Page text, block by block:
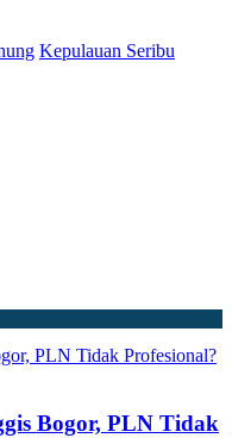
Kepulauan Seribu
Bogor, PLN Tidak